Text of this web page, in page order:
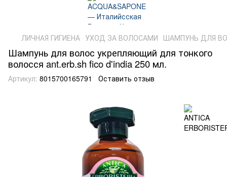
ЛИЧНАЯ ГИГИЕНА УХОД ЗА ВОЛОСАМИ ШАМПУНЬ ДЛЯ
Шампунь для волос укрепляющий для тонкого
волосся ant.erb.sh fico d'india 250 мл.
Артикул: 8015700165791 Оставить отзыв